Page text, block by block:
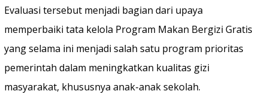
Evaluasi tersebut menjadi bagian dari upaya
memperbaiki tata kelola Program Makan Bergizi Gratis
yang selama ini menjadi salah satu program prioritas
pemerintah dalam meningkatkan kualitas gizi
masyarakat, khususnya anak-anak sekolah.